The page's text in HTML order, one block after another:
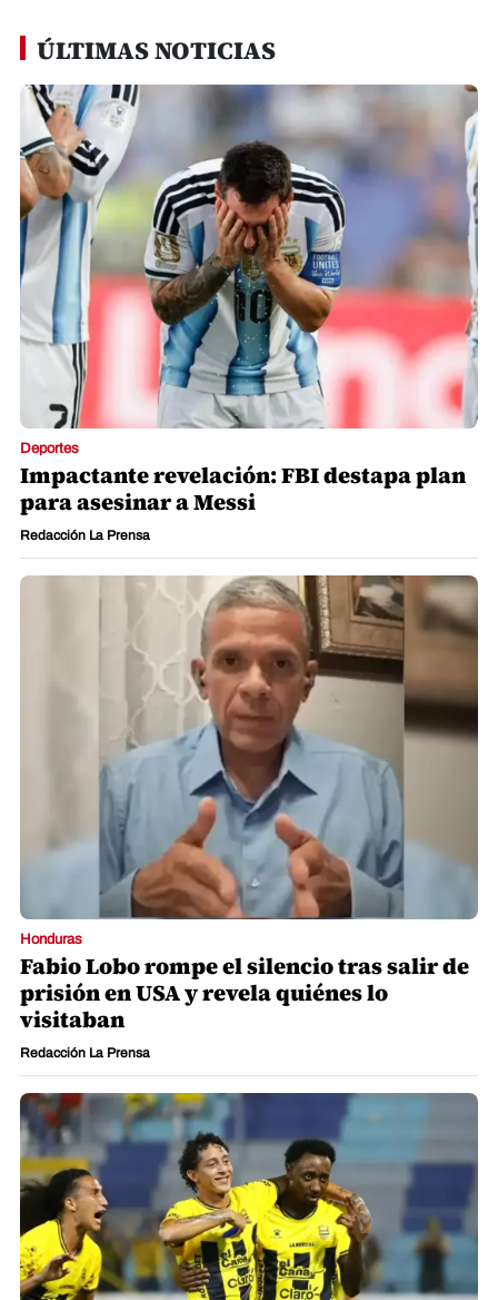
ÚLTIMAS NOTICIAS
Deportes
Impactante revelación: FBI destapa plan
para asesinar a Messi
Redacción La Prensa
Honduras
Fabio Lobo rompe el silencio tras salir de
prisión en USA y revela quiénes lo
visitaban
Redacción La Prensa